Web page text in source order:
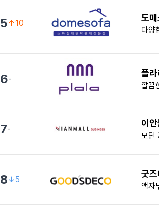
5↑10
도
다양
6-
플
깔끔
7-
이
모던
8↓5
굿
액자